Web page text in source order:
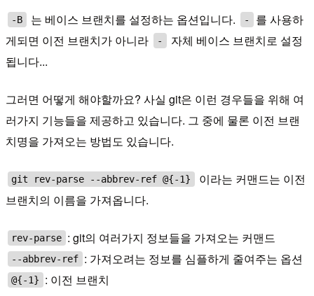
-B 는 베이스 브랜치를 설정하는 옵션입니다. -
를 사용하
게되면 이전 브랜치가 아니라
-
자체 베이스 브랜치로 설정
됩니다...
그러면 어떻게 해야할까요? 사실 git은 이런 경우들을 위해 여
러가지 기능들을 제공하고 있습니다. 그 중에 물론 이전 브랜
치명을 가져오는 방법도 있습니다.
git rev-parse --abbrev-ref @{-1}
이라는 커맨드는 이전
브랜치의 이름을 가져옵니다.
rev-parse : git의 여러가지 정보들을 가져오는 커맨드
--abbrev-ref : 가져오려는 정보를 심플하게 줄여주는 옵션
@{-1} : 이전 브랜치